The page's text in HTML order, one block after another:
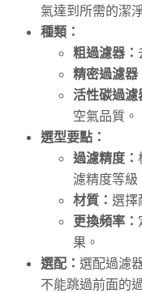
氣達到所需的潔
種類：
粗過濾器：
精密過濾器
活性碳過濾
空氣品質。
選型要點：
過濾精度：
濾精度等級
材質： 選擇
更換頻率：
果。
選配： 選配過濾
不能跳過前面的